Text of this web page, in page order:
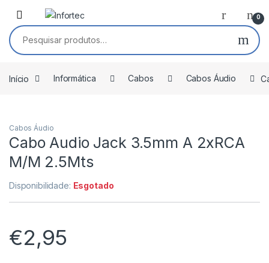
Saltar para navegação
Pular para o conteúdo
0
Pesquisar por:
Início Informática Cabos Cabos Áudio
Cabos Áudio
Cabo Audio Jack 3.5mm A 2xRCA
M/M 2.5Mts
Disponibilidade: Esgotado
€2,95